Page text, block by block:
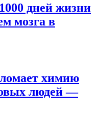
дней жизни
мозга в
химию
людей —